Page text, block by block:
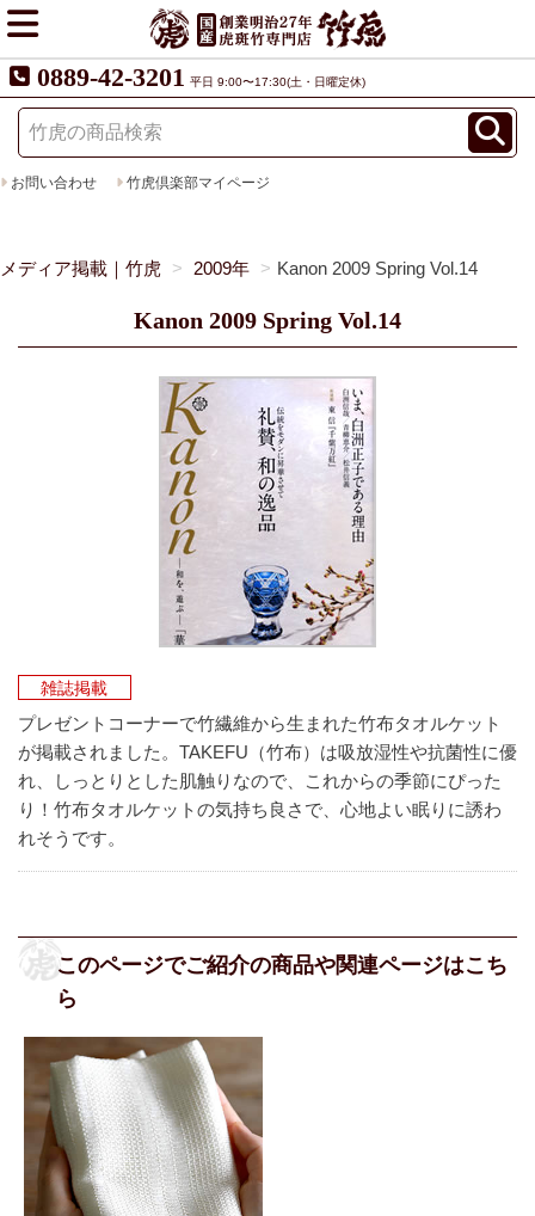
0889-42-3201 平日 9:00〜17:30(土・日曜定休)
お問い合わせ 竹虎倶楽部マイページ
メディア掲載｜竹虎 2009年 Kanon 2009 Spring Vol.14
Kanon 2009 Spring Vol.14
雑誌掲載
プレゼントコーナーで竹繊維から生まれた竹布タオルケット
が掲載されました。TAKEFU（竹布）は吸放湿性や抗菌性に優
れ、しっとりとした肌触りなので、これからの季節にぴった
り！竹布タオルケットの気持ち良さで、心地よい眠りに誘わ
れそうです。